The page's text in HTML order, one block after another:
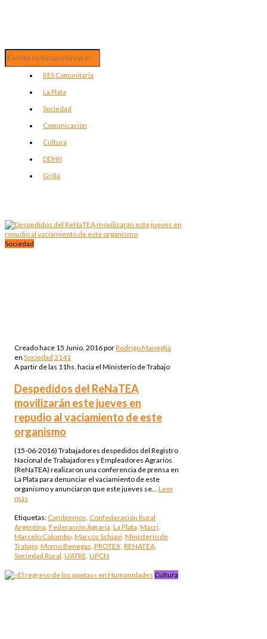
RES Comunitaria
La Plata
Sociedad
Comunicación
Cultura
DDHH
Grilla
Sociedad
Creado hace 15 Junio, 2016porRodrigo Maneglia
en Sociedad 3141
A partir de las 11hs. hacia el Ministerio de Trabajo
Despedidos del ReNaTEA
movilizarán este jueves en
repudio al vaciamiento de este
organismo
(15-06-2016) Trabajadores despedidos del Registro
Nacional de Trabajadores y Empleadores Agrarios
(ReNaTEA) realizaron una conferencia de prensa en
La Plata para denunciar el vaciamiento de este
organismo y anunciaron que este jueves se... Leer
más
Etiquetas: Cambiemos, Confederación Rural
Argentina, Federación Agraria, La Plata, Macri,
Marcelo Colombo, Marcos Schiavi, Ministerio de
Trabajo, Momo Benegas, PROTEX, RENATEA,
Sociedad Rural, UATRE, UPCN
Cultura